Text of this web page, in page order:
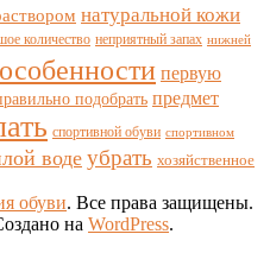
натуральной кожи
количество неприятный запах нижней
особенности первую
подобрать предмет
спортивной обуви спортивном
воде убрать хозяйственное
обуви. Все права защищены.
на WordPress.